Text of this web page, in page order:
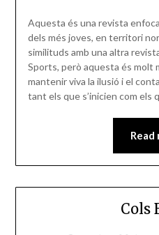
Aquesta és una revista
dels més joves, en territori
similituds amb una altra
Sports, però aquesta és molt
mantenir viva la ilusió i el
tant els que s’inicien com els
Read
Cols